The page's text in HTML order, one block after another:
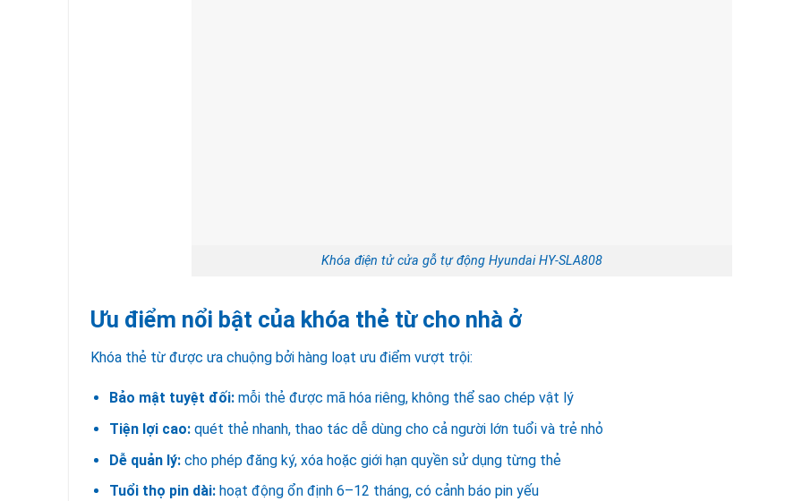
Khóa điện tử cửa gỗ tự động Hyundai HY-SLA808
Ưu điểm nổi bật của khóa thẻ từ cho nhà ở
Khóa thẻ từ được ưa chuộng bởi hàng loạt ưu điểm vượt trội:
Bảo mật tuyệt đối:mỗi thẻ được mã hóa riêng, không thể sao chép vật lý
Tiện lợi cao:quét thẻ nhanh, thao tác dễ dùng cho cả người lớn tuổi và trẻ nhỏ
Dễ quản lý:cho phép đăng ký, xóa hoặc giới hạn quyền sử dụng từng thẻ
Tuổi thọ pin dài:hoạt động ổn định 6–12 tháng, có cảnh báo pin yếu